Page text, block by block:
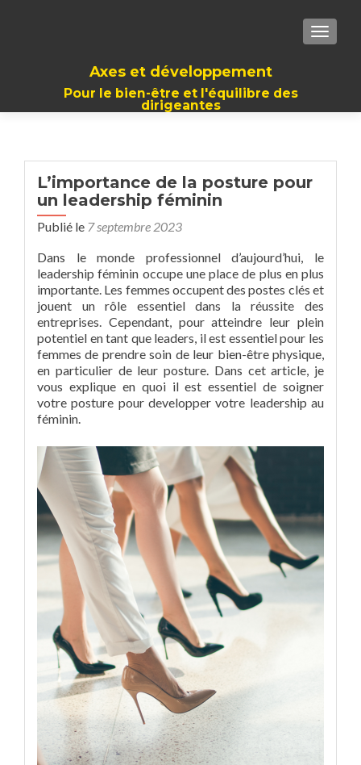
Axes et développement
Pour le bien-être et l'équilibre des
dirigeantes
L’importance de la posture pour
un leadership féminin
Publié le 7 septembre 2023
Dans le monde professionnel d’aujourd’hui, le
leadership féminin occupe une place de plus en plus
importante. Les femmes occupent des postes clés et
jouent un rôle essentiel dans la réussite des
entreprises. Cependant, pour atteindre leur plein
potentiel en tant que leaders, il est essentiel pour les
femmes de prendre soin de leur bien-être physique,
en particulier de leur posture. Dans cet article, je
vous explique en quoi il est essentiel de soigner
votre posture pour developper votre leadership au
féminin.